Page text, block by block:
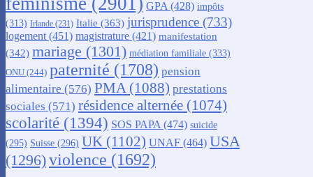
GPA (428) impôts
(313) Irlande (231) Italie (363) jurisprudence (733)
logement (451) magistrature (421) manifestation
(342) mariage (1301) médiation familiale (333)
ONU (244) paternité (1708) pension
alimentaire (576) PMA(1088) prestations
sociales (571) résidence alternée (1074)
scolarité (1394) SOS PAPA(474) suicide
(295) Suisse (296) UK (1102) UNAF (464) USA
(1296)violence (1692)